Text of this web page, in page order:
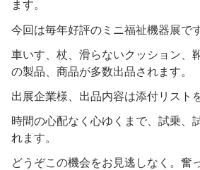
ます。
今回は毎年好評のミニ福祉機器展です
車いす、杖、滑らないクッション、
の製品、商品が多数出品されます。
出展企業様、出品内容は添付リスト
時間の心配なく心ゆくまで、試乗、
れます。
どうぞこの機会をお見逃しなく。奮